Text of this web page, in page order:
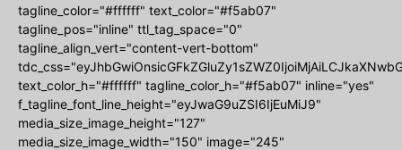
tagline_color="#ffffff" text_color="#f5ab07"
tagline_pos="inline" ttl_tag_space="0"
tagline_align_vert="content-vert-bottom"
text_color_h="#ffffff" tagline_color_h="#f5ab07" inline="yes"
f_tagline_font_line_height="eyJwaG9uZSI6IjEuMiJ9"
media_size_image_height="127"
media_size_image_width="150" image="245"